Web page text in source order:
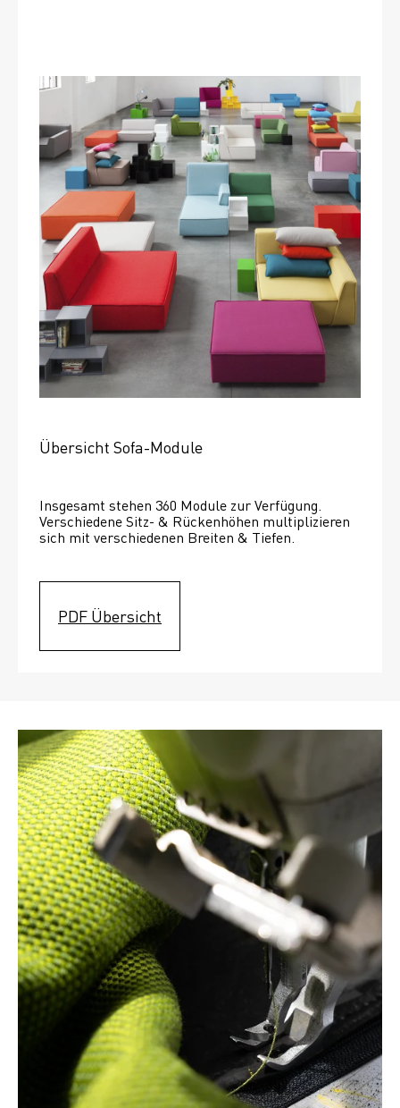
Übersicht Sofa-Module
Insgesamt stehen 360 Module zur Verfügung.
Verschiedene Sitz- & Rückenhöhen multiplizieren
sich mit verschiedenen Breiten & Tiefen.
PDF Übersicht